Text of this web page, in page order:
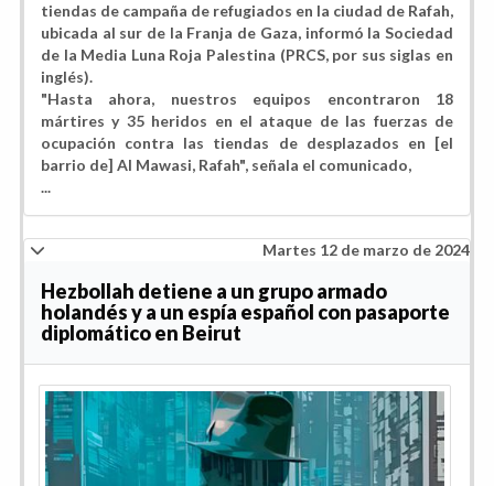
tiendas de campaña de refugiados en la ciudad de Rafah,
ubicada al sur de la Franja de Gaza, informó la Sociedad
de la Media Luna Roja Palestina (PRCS, por sus siglas en
inglés).
"Hasta ahora, nuestros equipos encontraron 18
mártires y 35 heridos en el ataque de las fuerzas de
ocupación contra las tiendas de desplazados en [el
barrio de] Al Mawasi, Rafah", señala el comunicado,
...
Martes 12 de marzo de 2024
Hezbollah detiene a un grupo armado
holandés y a un espía español con pasaporte
diplomático en Beirut